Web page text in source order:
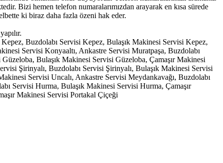
Bizi hemen telefon numaralarımızdan arayarak en kısa sürede
ki biraz daha fazla özeni hak eder.
Buzdolabı Servisi Kepez, Bulaşık Makinesi Servisi Kepez,
Servisi Konyaaltı, Ankastre Servisi Muratpaşa, Buzdolabı
Bulaşık Makinesi Servisi Güzeloba, Çamaşır Makinesi
Şirinyalı, Buzdolabı Servisi Şirinyalı, Bulaşık Makinesi Servisi
Servisi Uncalı, Ankastre Servisi Meydankavağı, Buzdolabı
Servisi Hurma, Bulaşık Makinesi Servisi Hurma, Çamaşır
Makinesi Servisi Portakal Çiçeği